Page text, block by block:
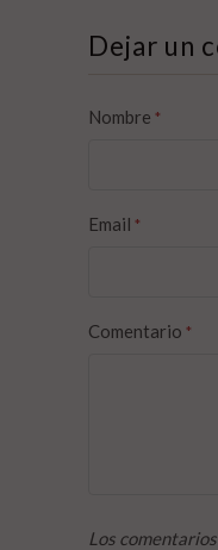
Dejar un
Nombre *
Email *
Comentario *
Los